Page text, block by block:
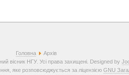
Головна
Архів
вісник НГУ. Усі права захищені. Designed by
яке розповсюджується за ліцензією GNU